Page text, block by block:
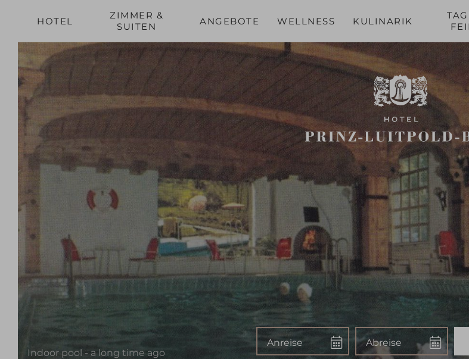
HOTEL
ZIMMER &
SUITEN
ANGEBOTE WELLNESS KULINARIK
Indoor pool - a long time ago
Anreise Abreise